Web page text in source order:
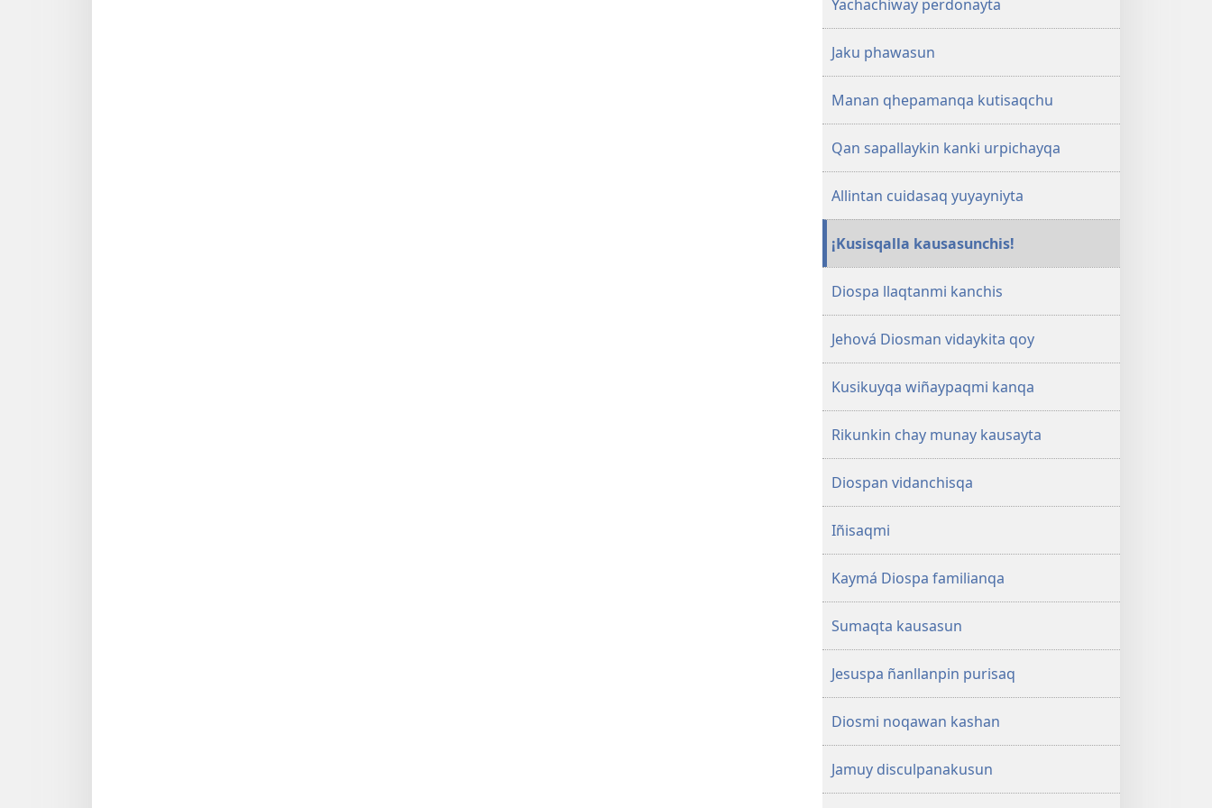
Yachachiway perdonayta
Jaku phawasun
Manan qhepamanqa kutisaqchu
Qan sapallaykin kanki urpichayqa
Allintan cuidasaq yuyayniyta
¡Kusisqalla kausasunchis!
Diospa llaqtanmi kanchis
Jehová Diosman vidaykita qoy
Kusikuyqa wiñaypaqmi kanqa
Rikunkin chay munay kausayta
Diospan vidanchisqa
Iñisaqmi
Kaymá Diospa familianqa
Sumaqta kausasun
Jesuspa ñanllanpin purisaq
Diosmi noqawan kashan
Jamuy disculpanakusun